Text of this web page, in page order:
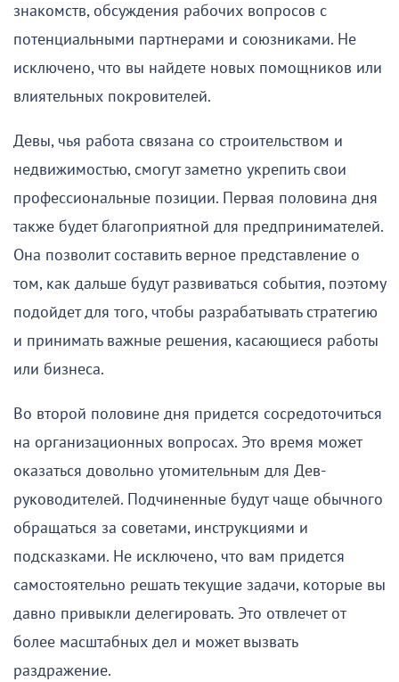
знакомств, обсуждения рабочих вопросов с
потенциальными партнерами и союзниками. Не
исключено, что вы найдете новых помощников или
влиятельных покровителей.
Девы, чья работа связана со строительством и
недвижимостью, смогут заметно укрепить свои
профессиональные позиции. Первая половина дня
также будет благоприятной для предпринимателей.
Она позволит составить верное представление о
том, как дальше будут развиваться события, поэтому
подойдет для того, чтобы разрабатывать стратегию
и принимать важные решения, касающиеся работы
или бизнеса.
Во второй половине дня придется сосредоточиться
на организационных вопросах. Это время может
оказаться довольно утомительным для Дев-
руководителей. Подчиненные будут чаще обычного
обращаться за советами, инструкциями и
подсказками. Не исключено, что вам придется
самостоятельно решать текущие задачи, которые вы
давно привыкли делегировать. Это отвлечет от
более масштабных дел и может вызвать
раздражение.